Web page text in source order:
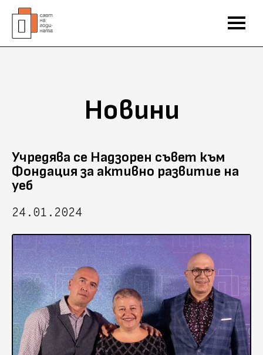
Новини
Учредява се Надзорен съвет към
Фондация за активно развитие на
уеб
24.01.2024